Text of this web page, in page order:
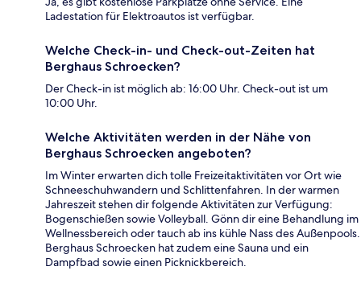
Ladestation für Elektroautos ist verfügbar.
Welche Check-in- und Check-out-Zeiten hat
Berghaus Schroecken?
Der Check-in ist möglich ab: 16:00 Uhr. Check-out ist um
10:00 Uhr.
Welche Aktivitäten werden in der Nähe von
Berghaus Schroecken angeboten?
Im Winter erwarten dich tolle Freizeitaktivitäten vor Ort wie
Schneeschuhwandern und Schlittenfahren. In der warmen
Jahreszeit stehen dir folgende Aktivitäten zur Verfügung:
Bogenschießen sowie Volleyball. Gönn dir eine Behandlung im
Wellnessbereich oder tauch ab ins kühle Nass des Außenpools.
Berghaus Schroecken hat zudem eine Sauna und ein
Dampfbad sowie einen Picknickbereich.